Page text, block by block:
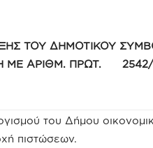
ΤΟΥ ΔΗΜΟΤΙΚΟΥ
ΜΕ ΑΡΙΘΜ. ΠΡΩΤ. 2542/
του Δήμου
πιστώσεων.